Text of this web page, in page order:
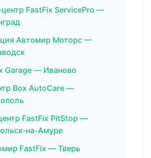
FastFix ServicePro —
Автомир Моторс —
Garage — Иваново
Box AutoCare —
FastFix PitStop —
на-Амуре
FastFix — Тверь